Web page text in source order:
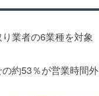
業者の6業種を対象
約53％が営業時間外